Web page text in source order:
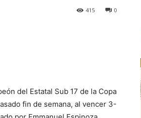
0
415
del Estatal Sub 17 de la Copa
fin de semana, al vencer 3-